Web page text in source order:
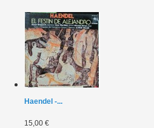
Haendel -...
15,00 €